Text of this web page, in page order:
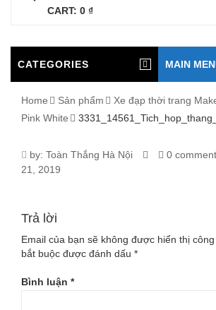
CART: 0 ₫
CATEGORIES MAIN
Home Sản phẩm
Xe đạp thời trang
Pink White
by: Toàn Thắng Hà Nội 0 comment
21, 2019
Trả lời
Email của bạn sẽ không được hiển thị công
bắt buộc được đánh dấu *
Bình luận *